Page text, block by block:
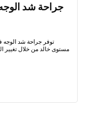
جراحة شد الوجه
توفر جراحة شد الوجه
مستوى خالد من خلال تغيير